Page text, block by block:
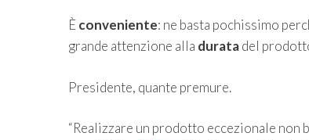
Èconveniente: ne basta pochissimo
grande attenzione alla duratadel
Presidente, quante premure.
“Realizzare un prodotto eccezionale non